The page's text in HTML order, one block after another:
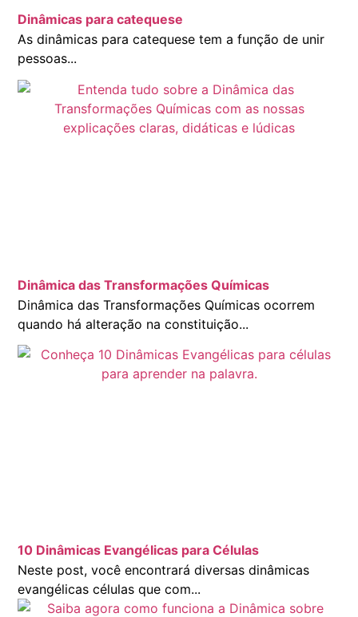
Dinâmicas para catequese
As dinâmicas para catequese tem a função de unir
pessoas...
Dinâmica das Transformações Químicas
Dinâmica das Transformações Químicas ocorrem
quando há alteração na constituição...
10 Dinâmicas Evangélicas para Células
Neste post, você encontrará diversas dinâmicas
evangélicas células que com...